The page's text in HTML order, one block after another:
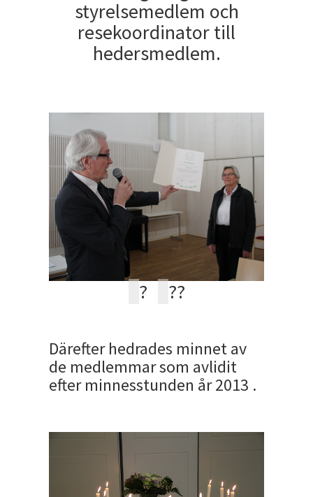
styrelsemedlem och
resekoordinator till
hedersmedlem.
? ??
Därefter hedrades minnet av
de medlemmar som avlidit
efter minnesstunden år 2013 .